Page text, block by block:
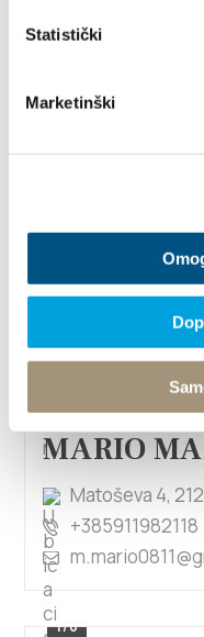
Statistički
Marketinški
Mario Krešo
+385914777609
Mario
Drinovićeva
+385915368642
MARIO
Matoševa 4,
+385911982118
1/6